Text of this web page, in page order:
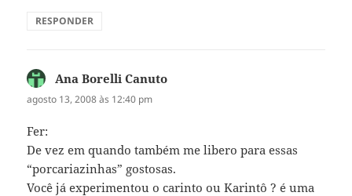
RESPONDER
Ana Borelli Canuto
agosto 13, 2008 às 12:40 pm
Fer:
De vez em quando também me libero para essas
“porcariazinhas” gostosas.
Você já experimentou o carinto ou Karintô ? é uma